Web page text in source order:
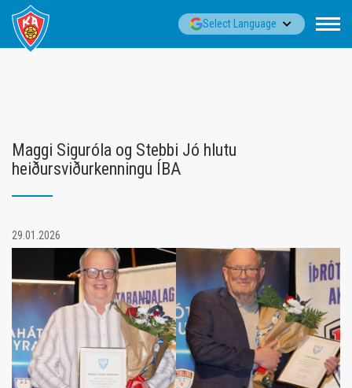
Fara
Select Language▼
Maggi Siguróla og Stebbi Jó hlutu
heiðursviðurkenningu ÍBA
29.01.2026